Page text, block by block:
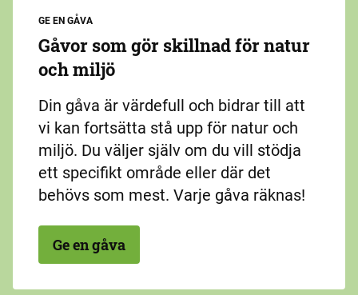
GE EN GÅVA
Gåvor som gör skillnad för natur
och miljö
Din gåva är värdefull och bidrar till att
vi kan fortsätta stå upp för natur och
miljö. Du väljer själv om du vill stödja
ett specifikt område eller där det
behövs som mest. Varje gåva räknas!
Ge en gåva